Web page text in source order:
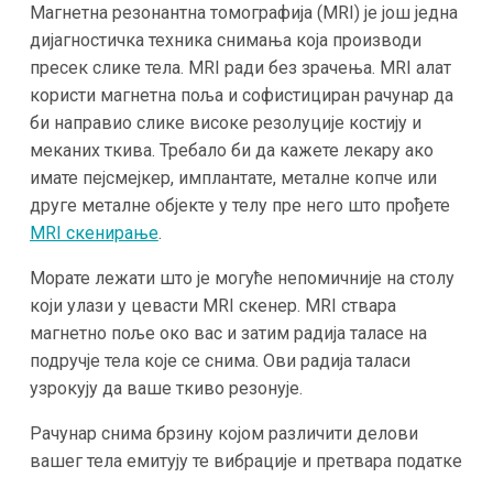
Магнетна резонантна томографија (MRI) је још једна
дијагностичка техника снимања која производи
пресек слике тела. MRI ради без зрачења. MRI алат
користи магнетна поља и софистициран рачунар да
би направио слике високе резолуције костију и
меканих ткива. Требало би да кажете лекару ако
имате пејсмејкер, имплантате, металне копче или
друге металне објекте у телу пре него што прођете
MRI скенирање.
Морате лежати што је могуће непомичније на столу
који улази у цевасти MRI скенер. MRI ствара
магнетно поље око вас и затим радија таласе на
подручје тела које се снима. Ови радија таласи
узрокују да ваше ткиво резонује.
Рачунар снима брзину којом различити делови
вашег тела емитују те вибрације и претвара податке